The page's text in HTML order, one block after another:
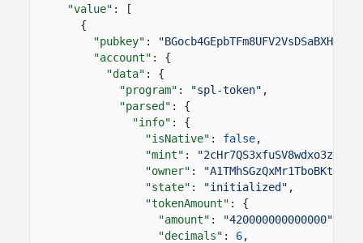
"value" : [
{
"pubkey" :
"account" : {
"data" : {
"program" : "spl-token" ,
"parsed" : {
"info" : {
"isNative" : false,
"mint" :
"owner" :
"state" : "initialized" ,
"tokenAmount" : {
"amount" : "420000000000000"
"decimals" : 6,